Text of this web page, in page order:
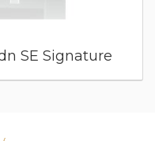
SE Signature